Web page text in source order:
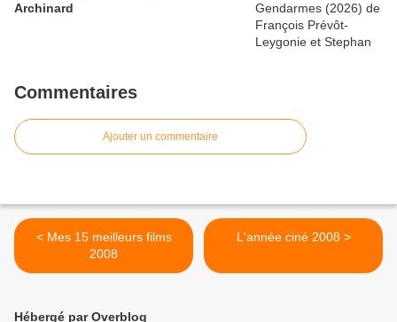
Archinard
Commentaires
Ajouter un commentaire
< Mes 15 meilleurs films
2008
L'année ciné 2008 >
Hébergé par Overblog